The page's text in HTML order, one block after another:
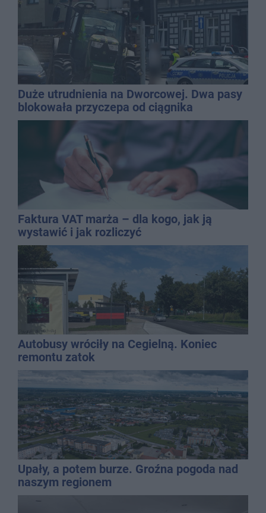
Duże utrudnienia na Dworcowej. Dwa pasy
blokowała przyczepa od ciągnika
Faktura VAT marża – dla kogo, jak ją
wystawić i jak rozliczyć
Autobusy wróciły na Cegielną. Koniec
remontu zatok
Upały, a potem burze. Groźna pogoda nad
naszym regionem